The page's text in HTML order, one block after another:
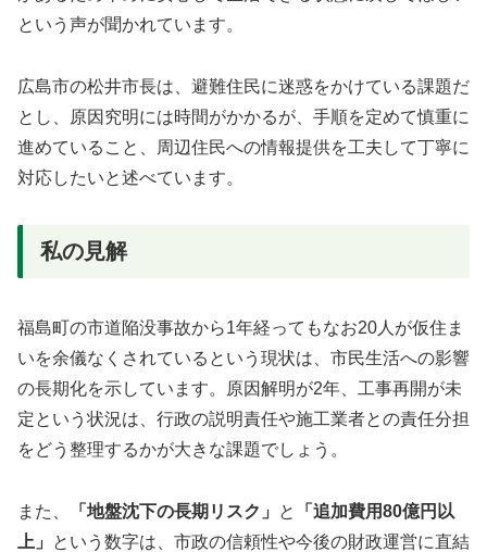
という声が聞かれています。
広島市の松井市長は、避難住民に迷惑をかけている課題だ
とし、原因究明には時間がかかるが、手順を定めて慎重に
進めていること、周辺住民への情報提供を工夫して丁寧に
対応したいと述べています。
私の見解
福島町の市道陥没事故から1年経ってもなお20人が仮住ま
いを余儀なくされているという現状は、市民生活への影響
の長期化を示しています。原因解明が2年、工事再開が未
定という状況は、行政の説明責任や施工業者との責任分担
をどう整理するかが大きな課題でしょう。
また、 「地盤沈下の長期リスク」 と
「追加費用80億円以
上」
という数字は、市政の信頼性や今後の財政運営に直結